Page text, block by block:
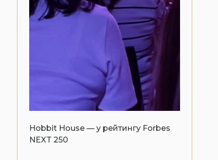
Hobbit House — у рейтингу Forbes
NEXT 250